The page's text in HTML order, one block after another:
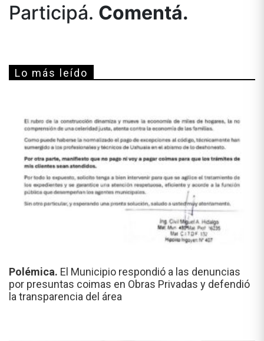
Participá. Comentá.
Lo más leído
Polémica. El Municipio respondió a las denuncias
por presuntas coimas en Obras Privadas y defendió
la transparencia del área